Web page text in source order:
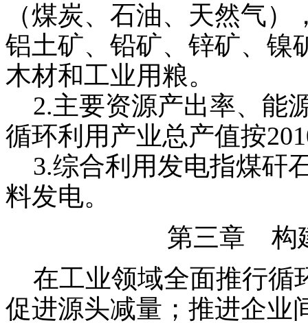
（煤炭、石油、天然气
铝土矿、铅矿、锌矿、镍
木材和工业用粮。
2.主要资源产出率、能
循环利用产业总产值按
3.综合利用发电指煤矸
料发电。
第三章 构
在工业领域全面推行循
促进源头减量；推进企业